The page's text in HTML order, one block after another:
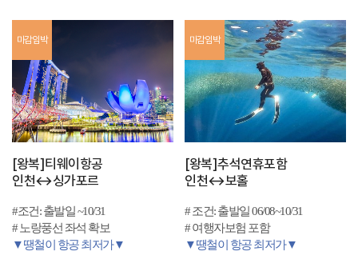
마감임박
[왕복]티웨이항공
인천↔싱가포르
#조건: 출발일 ~10/31
# 노랑풍선 좌석 확보
▼땡철이 항공 최저가▼
마감임박
[왕복]추석연휴포함
인천↔보홀
# 조건: 출발일 06/08~10/31
# 여행자보험 포함
▼땡철이 항공 최저가▼